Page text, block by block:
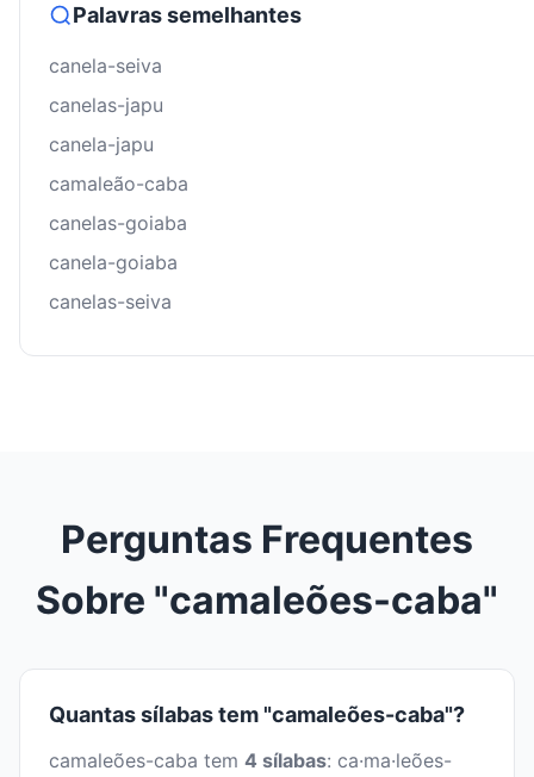
Palavras semelhantes
canela-seiva
canelas-japu
canela-japu
camaleão-caba
canelas-goiaba
canela-goiaba
canelas-seiva
Perguntas Frequentes
Sobre "camaleões-caba"
Quantas sílabas tem "camaleões-caba"?
camaleões-caba tem 4 sílabas: ca·ma·leões-